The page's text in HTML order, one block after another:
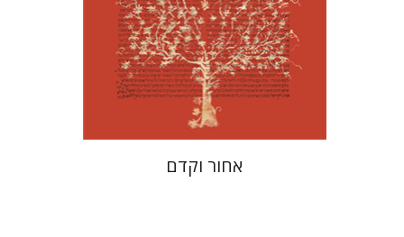
הנחת אתר ספר מודפס
$46
$41
אחור וקדם